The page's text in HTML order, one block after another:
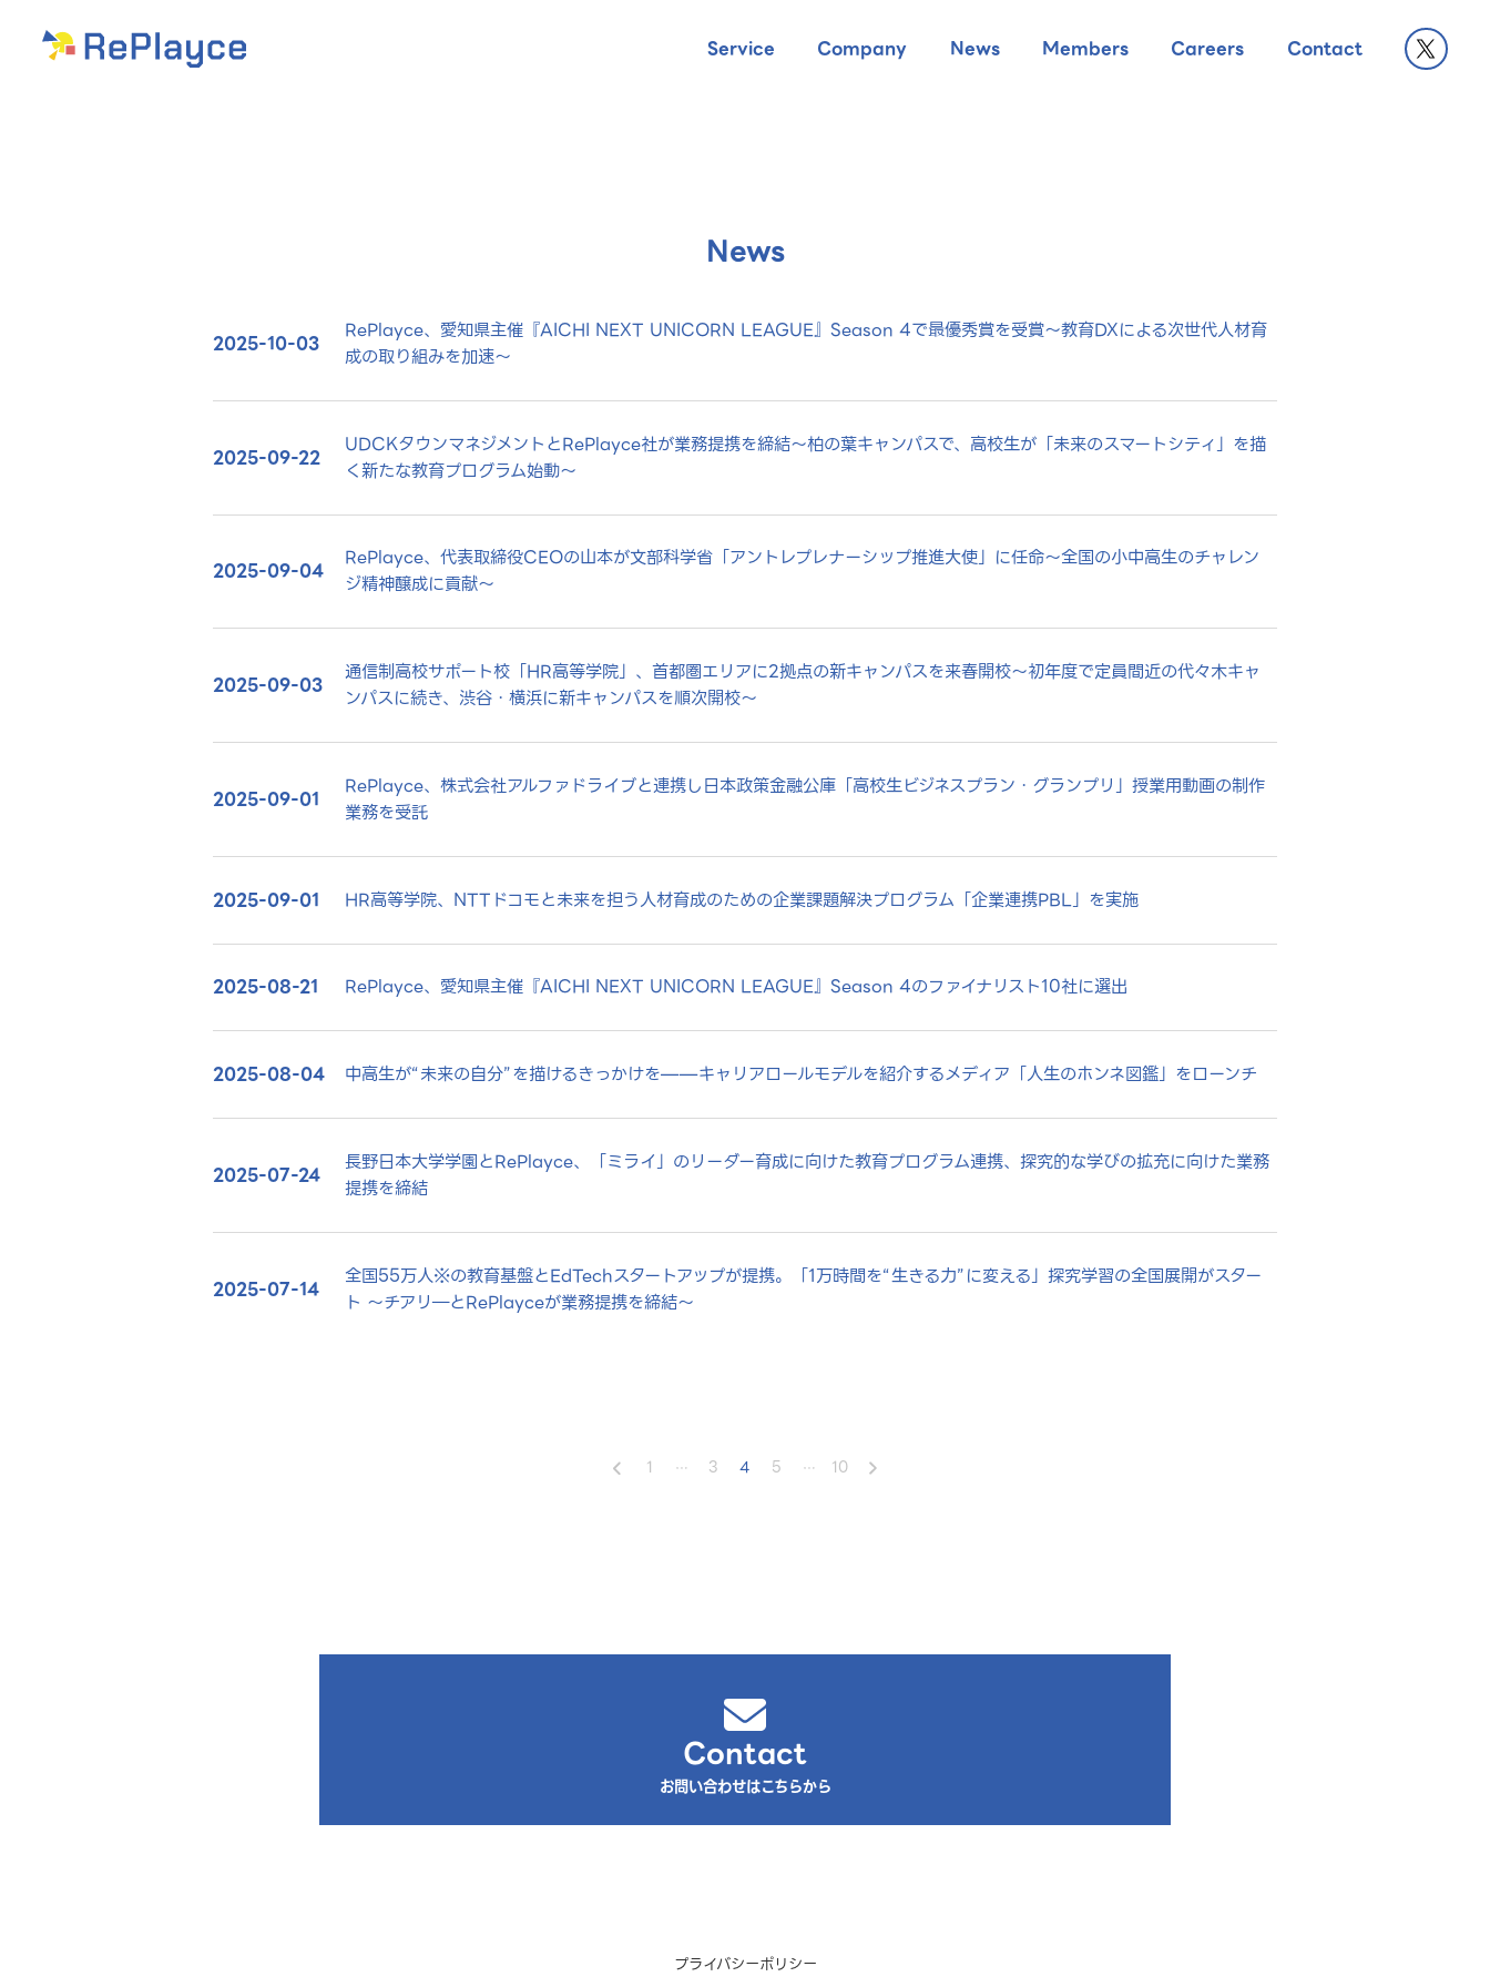
Service Company News Members Careers Contact
News
2025-10-03
RePlayce、愛知県主催『AICHI NEXT UNICORN LEAGUE』Season 4で最優秀賞を受賞～教育DXによる次世代人材育
成の取り組みを加速～
2025-09-22
UDCKタウンマネジメントとRePlayce社が業務提携を締結～柏の葉キャンパスで、高校生が「未来のスマートシティ」を描
く新たな教育プログラム始動～
2025-09-04
RePlayce、代表取締役CEOの山本が文部科学省「アントレプレナーシップ推進大使」に任命～全国の小中高生のチャレン
ジ精神醸成に貢献～
2025-09-03
通信制高校サポート校「HR高等学院」、首都圏エリアに2拠点の新キャンパスを来春開校～初年度で定員間近の代々木キャ
ンパスに続き、渋谷・横浜に新キャンパスを順次開校～
2025-09-01
RePlayce、株式会社アルファドライブと連携し日本政策金融公庫「高校生ビジネスプラン・グランプリ」授業用動画の制作
業務を受託
2025-09-01 HR高等学院、NTTドコモと未来を担う人材育成のための企業課題解決プログラム「企業連携PBL」を実施
2025-08-21 RePlayce、愛知県主催『AICHI NEXT UNICORN LEAGUE』Season 4のファイナリスト10社に選出
2025-08-04 中高生が“未来の自分”を描けるきっかけを——キャリアロールモデルを紹介するメディア「人生のホンネ図鑑」をローンチ
2025-07-24
長野日本大学学園とRePlayce、「ミライ」のリーダー育成に向けた教育プログラム連携、探究的な学びの拡充に向けた業務
提携を締結
2025-07-14
全国55万人※の教育基盤とEdTechスタートアップが提携。「1万時間を“生きる力”に変える」探究学習の全国展開がスター
ト ～チアリ―とRePlayceが業務提携を締結～
1 3 4 5 10
Contact
お問い合わせはこちらから
プライバシーポリシー